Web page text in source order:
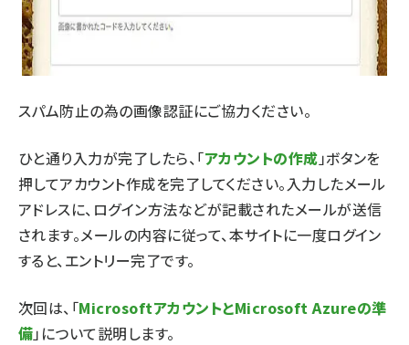
スパム防止の為の画像認証にご協力ください。
ひと通り入力が完了したら、「アカウントの作成」ボタンを
押してアカウント作成を完了してください。入力したメール
アドレスに、ログイン方法などが記載されたメールが送信
されます。メールの内容に従って、本サイトに一度ログイン
すると、エントリー完了です。
次回は、「MicrosoftアカウントとMicrosoft Azureの準
備」について説明します。